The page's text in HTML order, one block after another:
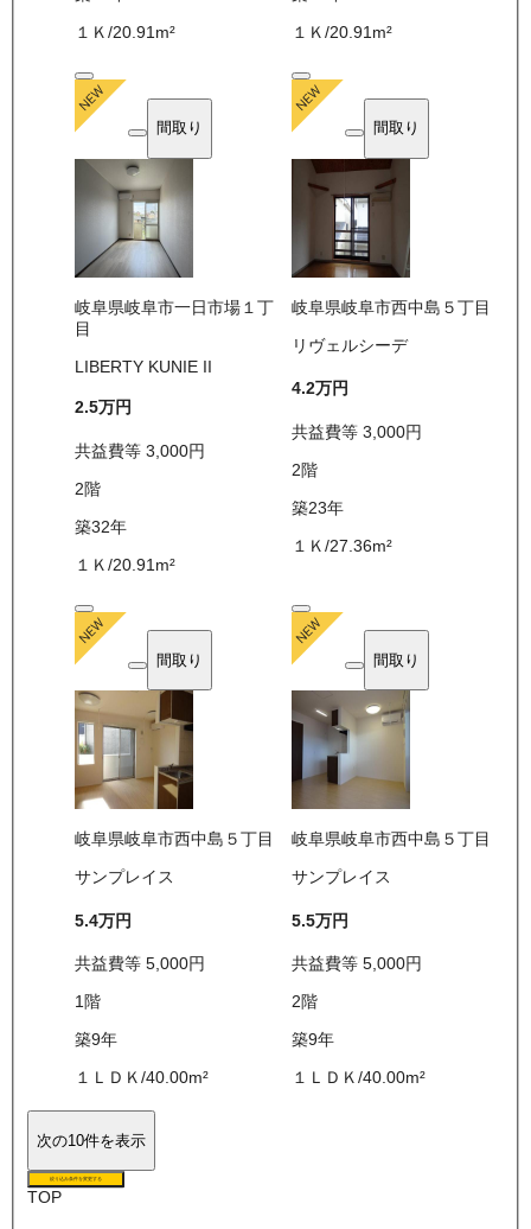
１Ｋ /20.91 m²
１Ｋ/20.91 m²
間取り
岐阜県岐阜市一日市場１丁
目
LIBERTY KUNIE II
2.5万円
共益費等 3,000円
2階
築32年
１Ｋ /20.91 m²
間取り
岐阜県岐阜市西中島５丁目
リヴェルシーデ
4.2万円
共益費等3,000円
2階
築23年
１Ｋ/27.36m²
間取り
岐阜県岐阜市西中島５丁目
サンプレイス
5.4万円
共益費等 5,000円
1階
築9年
１ＬＤＫ/40.00m²
間取り
岐阜県岐阜市西中島５丁目
サンプレイス
5.5万円
共益費等5,000円
2階
築9年
１ＬＤＫ/40.00m²
次の10件を表示
絞り込み条件を変更する
TOP